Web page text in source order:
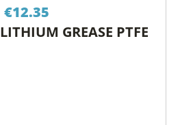
€12.35
GREASE PTFE